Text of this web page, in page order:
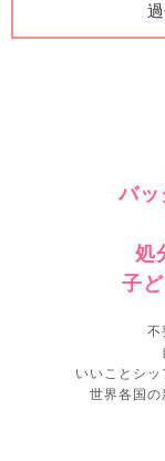
バッ
処
子
不
いいことシ
世界各国の